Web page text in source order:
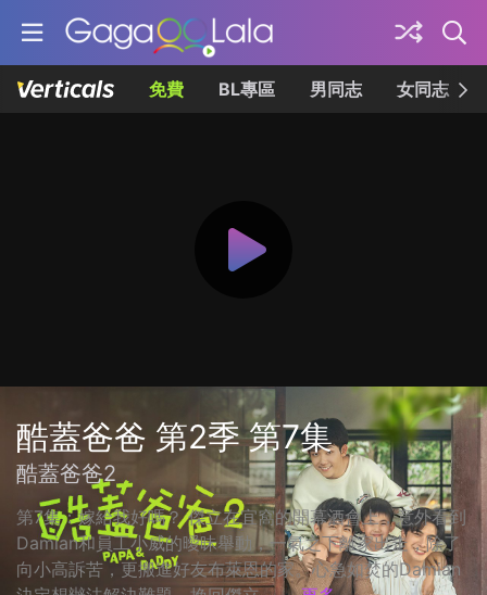
免費 BL專區 男同志 女同志
酷蓋爸爸 第2季 第7集
酷蓋爸爸2
第7集：嫁給我好嗎？ 傑立在宜窩的開幕酒會上，意外看到
Damian和員工小威的曖昧舉動，一氣之下離家出走，除了
向小高訴苦，更搬進好友布萊恩的家。心急如焚的Damian